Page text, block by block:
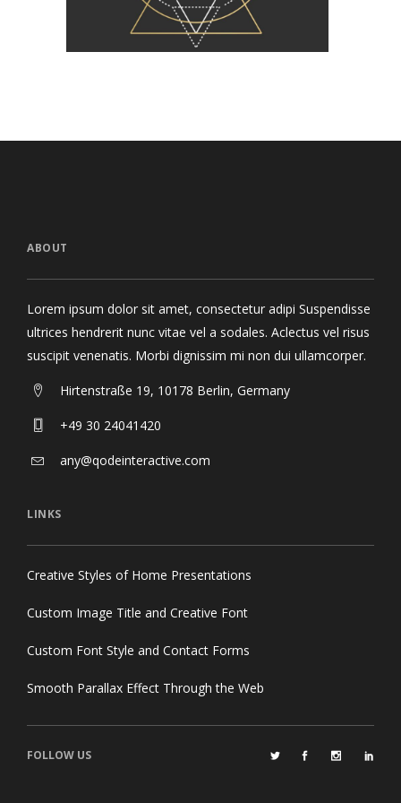
ABOUT
Lorem ipsum dolor sit amet, consectetur adipi Suspendisse
ultrices hendrerit nunc vitae vel a sodales. Aclectus vel risus
suscipit venenatis. Morbi dignissim mi non dui ullamcorper.
Hirtenstraße 19, 10178 Berlin, Germany
+49 30 24041420
any@qodeinteractive.com
LINKS
Creative Styles of Home Presentations
Custom Image Title and Creative Font
Custom Font Style and Contact Forms
Smooth Parallax Effect Through the Web
FOLLOW US